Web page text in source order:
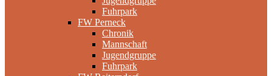
Fuhrpark
FW Perneck
Chronik
Mannschaft
Jugendgruppe
Fuhrpark